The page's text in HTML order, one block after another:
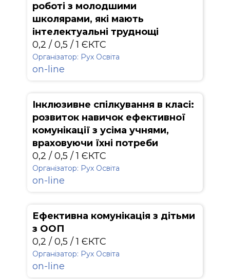
роботі з молодшими
школярами, які мають
інтелектуальні труднощі
0,2 / 0,5 / 1 ЄКТС
Організатор: Рух Освіта
on-line
Інклюзивне спілкування в класі:
розвиток навичок ефективної
комунікації з усіма учнями,
враховуючи їхні потреби
0,2 / 0,5 / 1 ЄКТС
Організатор: Рух Освіта
on-line
Ефективна комунікація з дітьми
з ООП
0,2 / 0,5 / 1 ЄКТС
Організатор: Рух Освіта
on-line